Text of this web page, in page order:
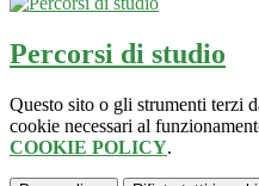
Percorsi di studio
Questo sito o gli strumenti terzi
cookie necessari al
COOKIE POLICY.